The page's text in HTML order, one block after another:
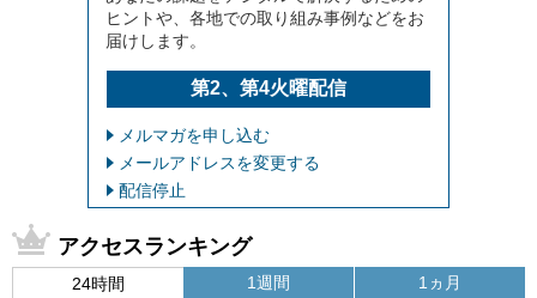
ヒントや、各地での取り組み事例などをお
届けします。
第2、第4火曜配信
メルマガを申し込む
メールアドレスを変更する
配信停止
アクセスランキング
24時間 1週間 1ヵ月